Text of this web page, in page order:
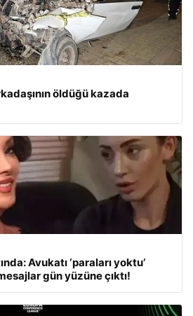
öldüğü kazada
Avukatı ‘paraları yoktu’
gün yüzüne çıktı!